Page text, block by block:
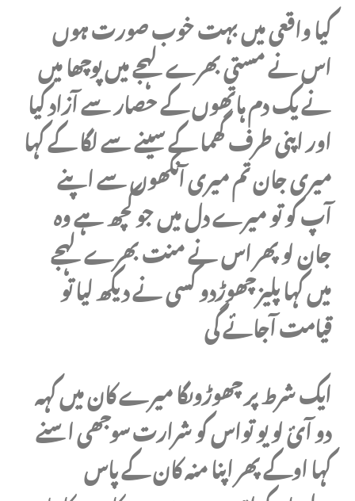
کیا واقعی میں بہت خوب صورت ہوں
اس نے مستی بھرے لہجے میں پوچھا میں
نے یک دم ہاتھوں کے حصار سے آزاد کیا
اور اپنی طرف گھما کے سینے سے لگا کے کہا
میری جان تم میری آنکھوں سے اپنے
آپ کو تو میرے دل میں جو کچھ ہے وہ
جان لو پھر اس نے منت بھرے لہجے
میں کہا پلیز چھوڑدو کسی نے دیکھ لیا تو
قیامت آجائے گی
ایک شرط پر چھوڑوںگا میرے کان میں کہہ
دو آئ لو یو تواس کو شرارت سوجھی اسنے
کہا اوکے پھر اپنا منہ کان کے پاس